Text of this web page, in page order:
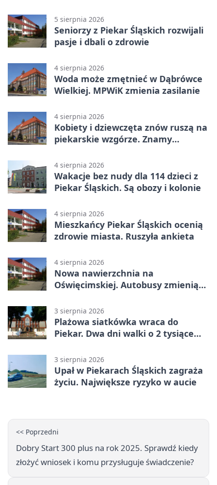
5 sierpnia 2026
Seniorzy z Piekar Śląskich rozwijali
pasje i dbali o zdrowie
4 sierpnia 2026
Woda może zmętnieć w Dąbrówce
Wielkiej. MPWiK zmienia zasilanie
4 sierpnia 2026
Kobiety i dziewczęta znów ruszą na
piekarskie wzgórze. Znamy
4 sierpnia 2026
Wakacje bez nudy dla 114 dzieci z
Piekar Śląskich. Są obozy i kolonie
4 sierpnia 2026
Mieszkańcy Piekar Śląskich ocenią
zdrowie miasta. Ruszyła ankieta
4 sierpnia 2026
Nowa nawierzchnia na
Oświęcimskiej. Autobusy zmienią
3 sierpnia 2026
Plażowa siatkówka wraca do
Piekar. Dwa dni walki o 2 tysiące
3 sierpnia 2026
Upał w Piekarach Śląskich zagraża
życiu. Największe ryzyko w aucie
<< Poprzedni
Dobry Start 300 plus na rok 2025. Sprawdź kiedy
złożyć wniosek i komu przysługuje świadczenie?